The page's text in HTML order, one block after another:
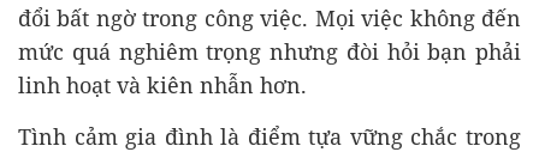
đổi bất ngờ trong công việc. Mọi việc không đến
mức quá nghiêm trọng nhưng đòi hỏi bạn phải
linh hoạt và kiên nhẫn hơn.
Tình cảm gia đình là điểm tựa vững chắc trong